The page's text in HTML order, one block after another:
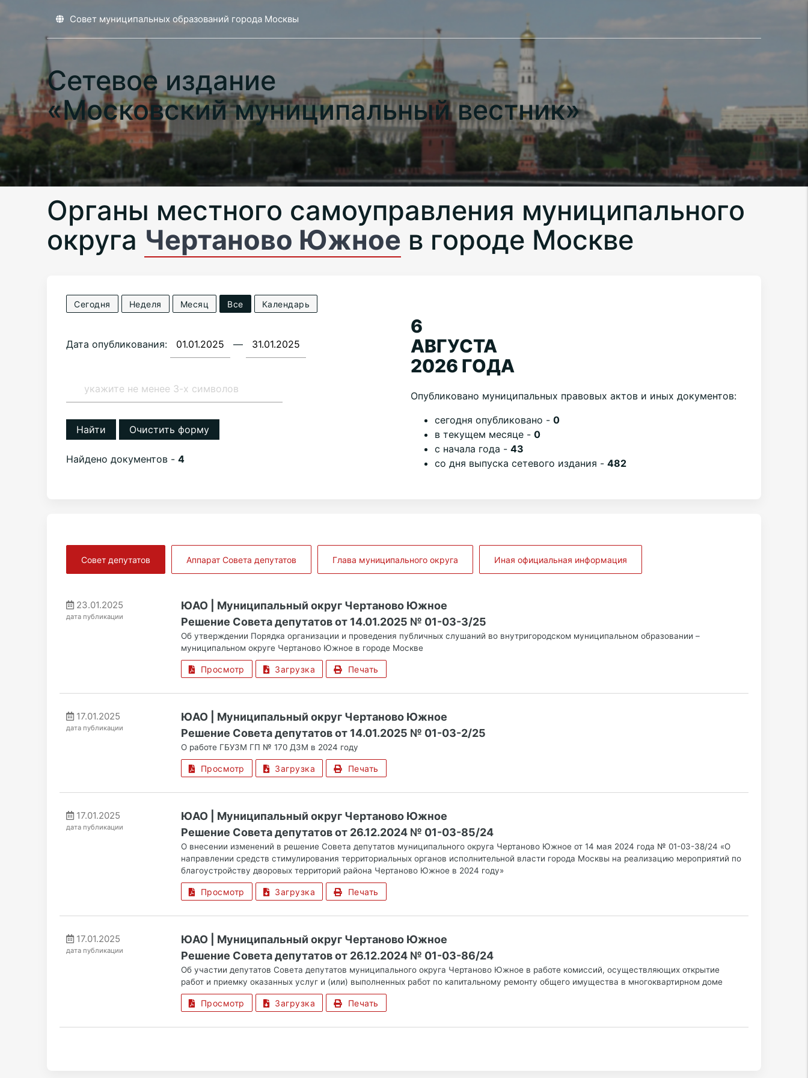
Совет муниципальных образований города Москвы
Сетевое издание
«Московский муниципальный вестник»
Органы местного самоуправления муниципального
округа Чертаново Южное в городе Москве
Сегодня Неделя Месяц Все Календарь
Дата опубликования: —
Найти Очистить форму
Найдено документов -4
6
АВГУСТА
2026 ГОДА
Опубликовано муниципальных правовых актов и иных документов:
cегодня опубликовано -0
в текущем месяце -0
с начала года -43
со дня выпуска сетевого издания -482
Совет депутатов Аппарат Совета депутатов Глава муниципального округа Иная официальная информация
23.01.2025
дата публикации
ЮАО | Муниципальный округ Чертаново Южное
Решение Совета депутатов от 14.01.2025 № 01-03-3/25
Об утверждении Порядка организации и проведения публичных слушаний во внутригородском муниципальном образовании –
муниципальном округе Чертаново Южное в городе Москве
Просмотр Загрузка Печать
17.01.2025
дата публикации
ЮАО | Муниципальный округ Чертаново Южное
Решение Совета депутатов от 14.01.2025 № 01-03-2/25
О работе ГБУЗМ ГП № 170 ДЗМ в 2024 году
Просмотр Загрузка Печать
17.01.2025
дата публикации
ЮАО | Муниципальный округ Чертаново Южное
Решение Совета депутатов от 26.12.2024 № 01-03-85/24
О внесении изменений в решение Совета депутатов муниципального округа Чертаново Южное от 14 мая 2024 года № 01-03-38/24 «О
направлении средств стимулирования территориальных органов исполнительной власти города Москвы на реализацию мероприятий по
благоустройству дворовых территорий района Чертаново Южное в 2024 году»
Просмотр Загрузка Печать
17.01.2025
дата публикации
ЮАО | Муниципальный округ Чертаново Южное
Решение Совета депутатов от 26.12.2024 № 01-03-86/24
Об участии депутатов Совета депутатов муниципального округа Чертаново Южное в работе комиссий, осуществляющих открытие
работ и приемку оказанных услуг и (или) выполненных работ по капитальному ремонту общего имущества в многоквартирном доме
Просмотр Загрузка Печать